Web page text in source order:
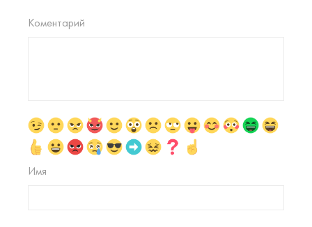
Коментарий
Имя